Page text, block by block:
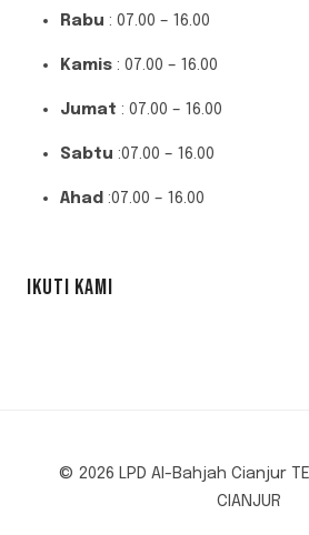
Rabu : 07.00 – 16.00
Kamis : 07.00 – 16.00
Jumat : 07.00 – 16.00
Sabtu :07.00 – 16.00
Ahad :07.00 – 16.00
IKUTI KAMI
© 2026 LPD Al-Bahjah Cianjur
CIANJUR